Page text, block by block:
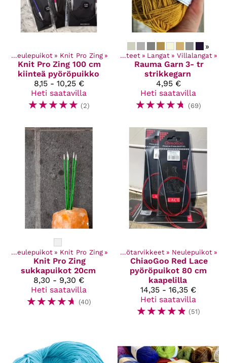
Neulepuikot ‪» Knit Pro Zing ‪»
Knit Pro Zing 100 cm
kiinteä pyöröpuikko
8,15 - 10,25 €
Heti saatavilla
☆☆☆☆☆ (2)
»
Kaikki tuotteet ‪» Langat ‪» Villalangat ‪»
Rauma Garn 3- tr
strikkegarn
4,95 €
Heti saatavilla
☆☆☆☆☆ (69)
Neulepuikot ‪» Knit Pro Zing ‪»
Knit Pro Zing
sukkapuikot 20cm
8,30 - 9,30 €
Heti saatavilla
☆☆☆☆☆ (40)
Kaikki tuotteet ‪» Käsityötarvikkeet ‪» Neulepuikot ‪»
ChiaoGoo Red Lace
pyöröpuikot 80 cm
kaapelilla
14,35 - 16,35 €
Heti saatavilla
☆☆☆☆☆ (51)